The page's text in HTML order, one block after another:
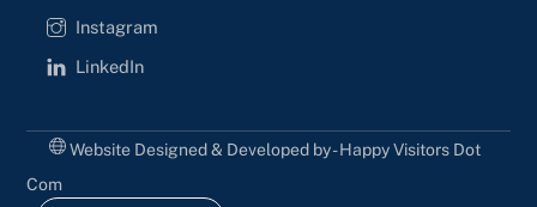
Instagram
LinkedIn
Website Designed & Developed by - Happy Visitors Dot
Com